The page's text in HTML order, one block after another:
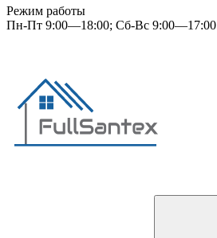
Режим работы
Пн-Пт 9:00—18:00; Сб-Вс 9:00—17:00